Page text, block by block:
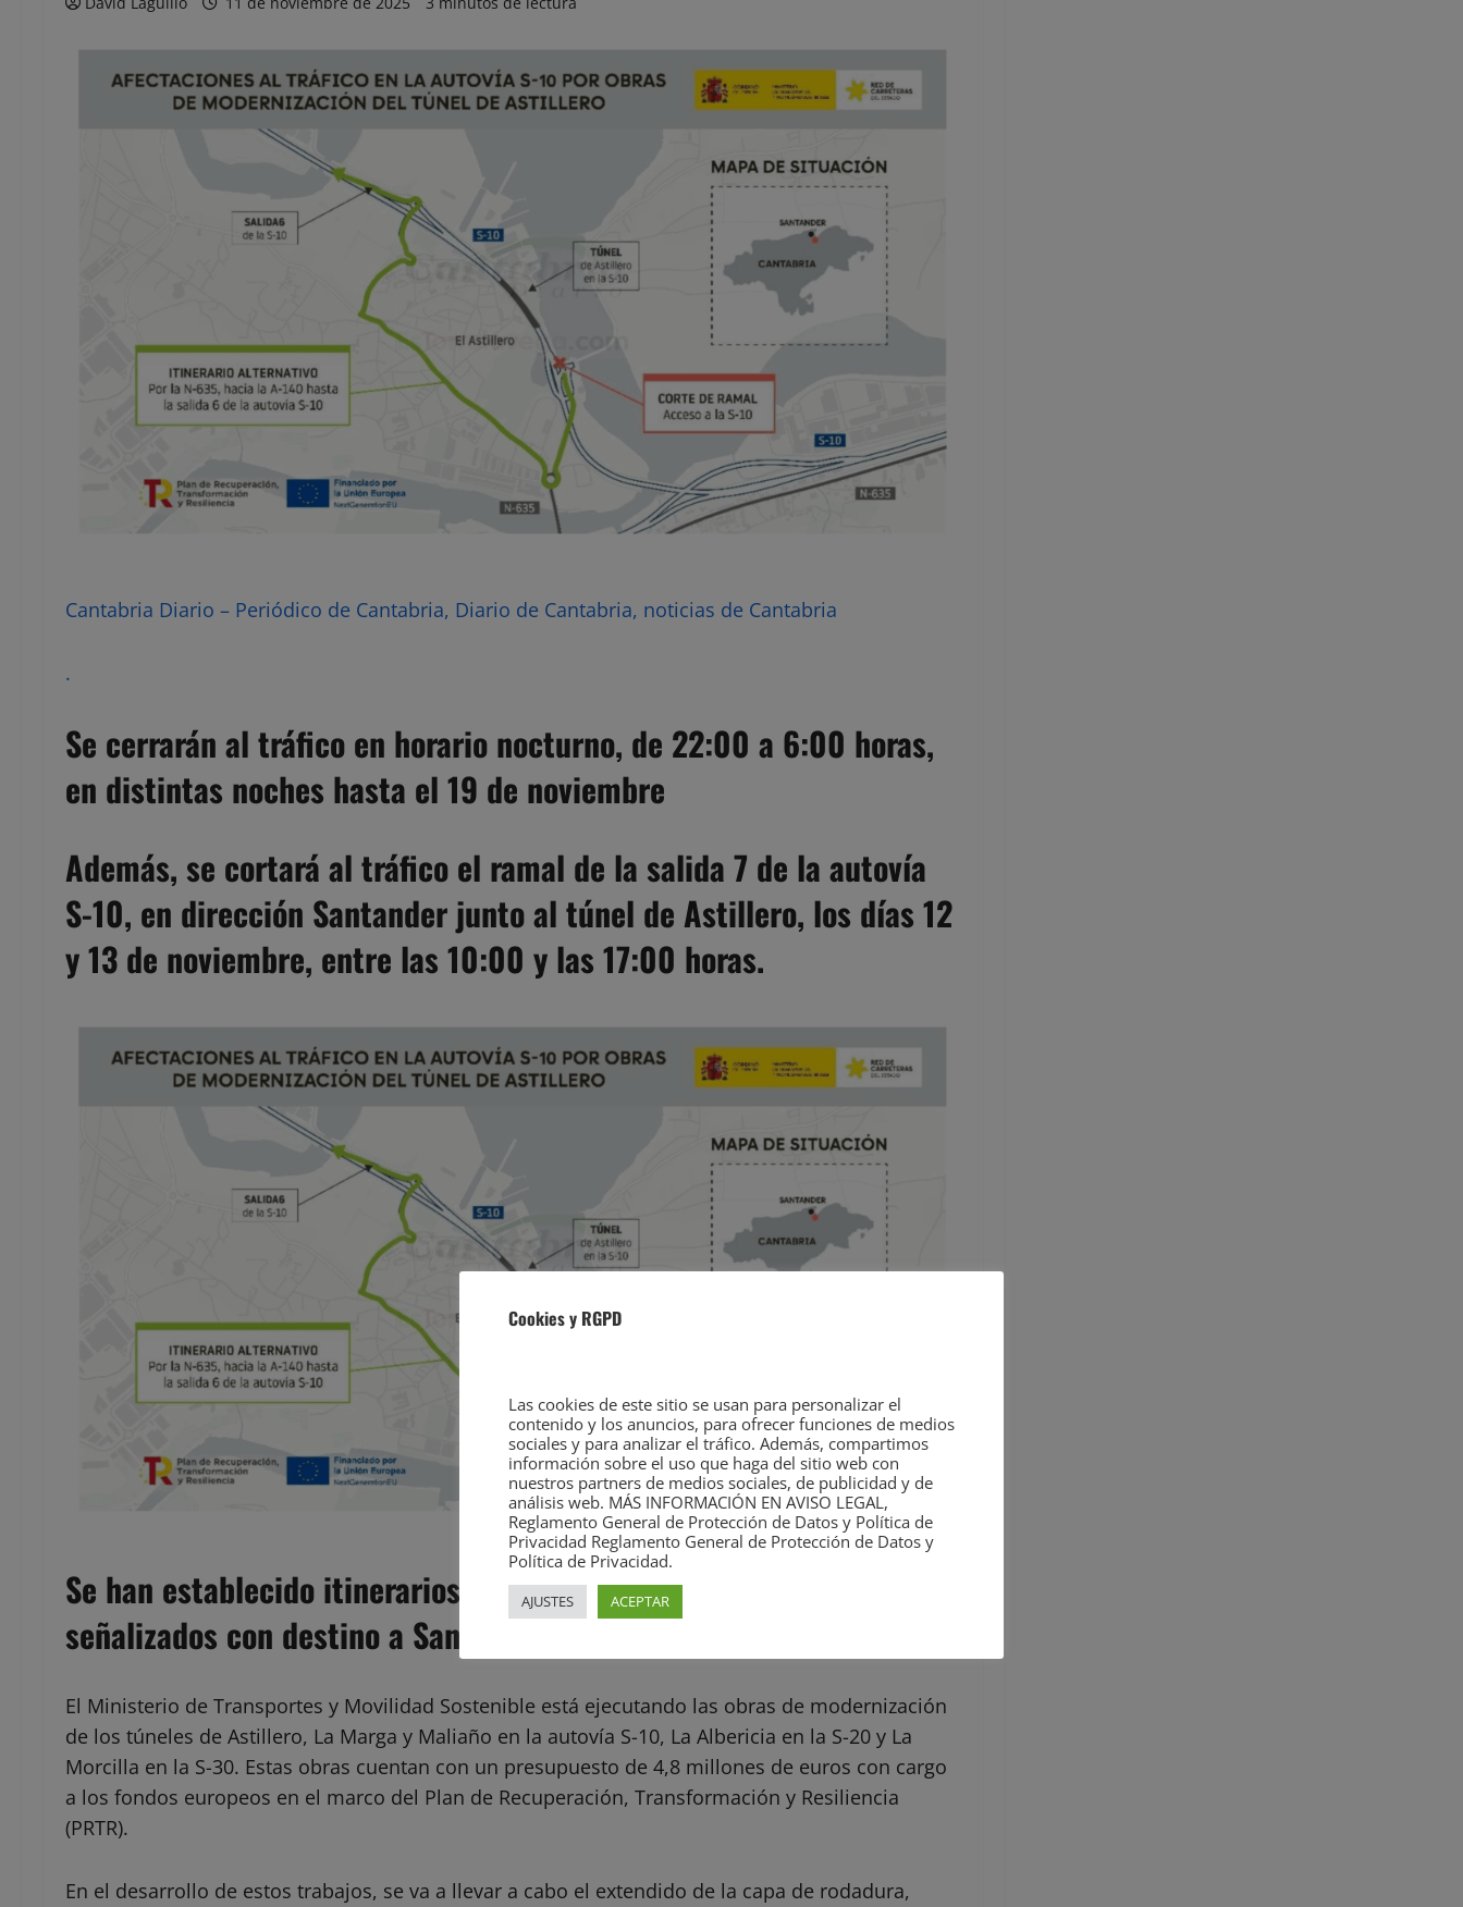
Cantabria Diario – Periódico de Cantabria, Diario de Cantabria, noticias de Cantabria
.
Se cerrarán al tráfico en horario nocturno, de 22:00 a 6:00 horas,
en distintas noches hasta el 19 de noviembre
Además, se cortará al tráfico el ramal de la salida 7 de la autovía
S-10, en dirección Santander junto al túnel de Astillero, los días 12
y 13 de noviembre, entre las 10:00 y las 17:00 horas.
Se han establecido itinerarios alternativos, debidamente
señalizados con destino a Santander, Torrelavega o Bilbao.
El Ministerio de Transportes y Movilidad Sostenible está ejecutando las obras de modernización
de los túneles de Astillero, La Marga y Maliaño en la autovía S-10, La Albericia en la S-20 y La
Morcilla en la S-30. Estas obras cuentan con un presupuesto de 4,8 millones de euros con cargo
a los fondos europeos en el marco del Plan de Recuperación, Transformación y Resiliencia
(PRTR).
En el desarrollo de estos trabajos, se va a llevar a cabo el extendido de la capa de rodadura,
Cookies y RGPD
Las cookies de este sitio se usan para personalizar el
contenido y los anuncios, para ofrecer funciones de medios
sociales y para analizar el tráfico. Además, compartimos
información sobre el uso que haga del sitio web con
nuestros partners de medios sociales, de publicidad y de
análisis web. MÁS INFORMACIÓN EN AVISO LEGAL,
Reglamento General de Protección de Datos y Política de
Privacidad Reglamento General de Protección de Datos y
Política de Privacidad.
AJUSTES ACEPTAR